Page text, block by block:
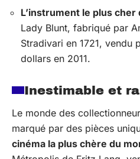
L’instrument le plus cher
Lady Blunt, fabriqué par
Stradivari en 1721, vendu
dollars en 2011.
Inestimable et
Le monde des
marqué par des pièces
cinéma la plus chère du